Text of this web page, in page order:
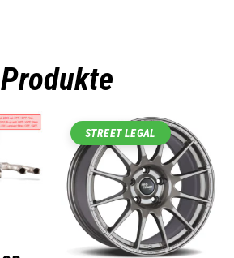
STREET LEGAL